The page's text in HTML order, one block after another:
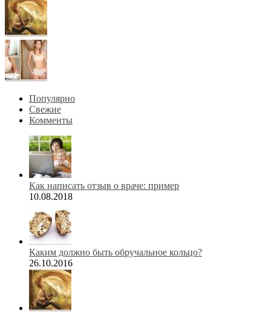
Популярно
Свежие
Комменты
Как написать отзыв о враче: пример
10.08.2018
Каким должно быть обручальное кольцо?
26.10.2016